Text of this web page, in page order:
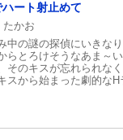
ート射止めて
たかお
中の謎の探偵にいきな
らとろけそうなあま～
そのキスが忘れられな
スから始まった劇的な